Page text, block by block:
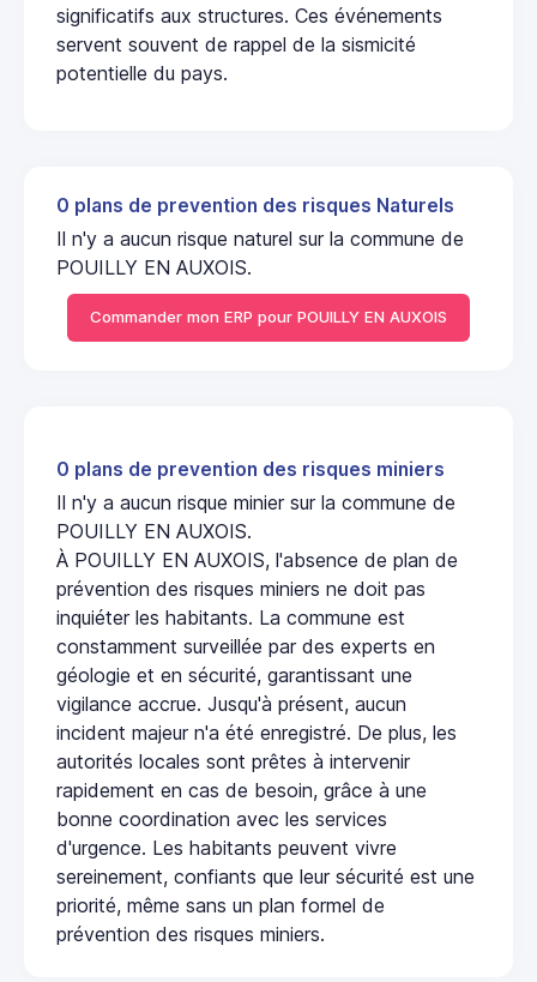
significatifs aux structures. Ces événements
servent souvent de rappel de la sismicité
potentielle du pays.
0 plans de prevention des risques Naturels
Il n'y a aucun risque naturel sur la commune de
POUILLY EN AUXOIS.
Commander mon ERP pour POUILLY EN AUXOIS
0 plans de prevention des risques miniers
Il n'y a aucun risque minier sur la commune de
POUILLY EN AUXOIS.
À POUILLY EN AUXOIS, l'absence de plan de
prévention des risques miniers ne doit pas
inquiéter les habitants. La commune est
constamment surveillée par des experts en
géologie et en sécurité, garantissant une
vigilance accrue. Jusqu'à présent, aucun
incident majeur n'a été enregistré. De plus, les
autorités locales sont prêtes à intervenir
rapidement en cas de besoin, grâce à une
bonne coordination avec les services
d'urgence. Les habitants peuvent vivre
sereinement, confiants que leur sécurité est une
priorité, même sans un plan formel de
prévention des risques miniers.